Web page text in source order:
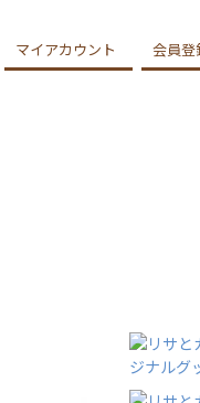
マイアカウント 会員登